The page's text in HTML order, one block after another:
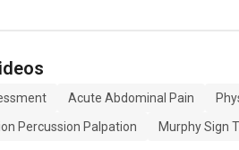
Acute Abdominal Pain
Percussion Palpation
Murphy Sign